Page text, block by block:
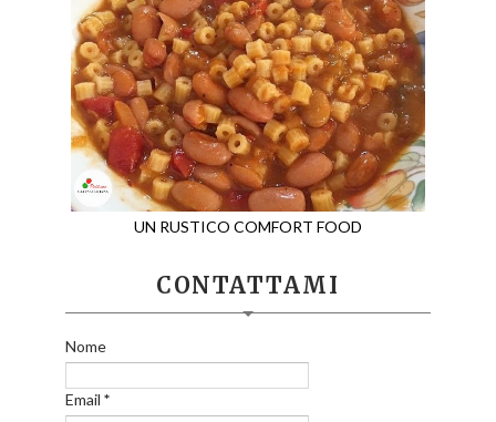
UN RUSTICO COMFORT FOOD
CONTATTAMI
Nome
Email *